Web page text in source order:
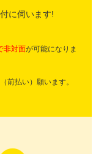
に伺います!
非対面が可能になりま
前払い）願います。